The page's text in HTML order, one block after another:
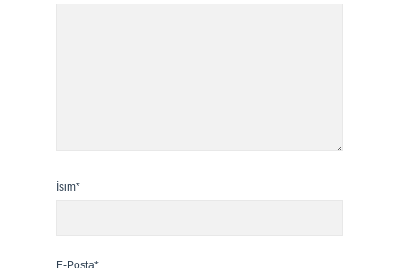
İsim*
E-Posta*